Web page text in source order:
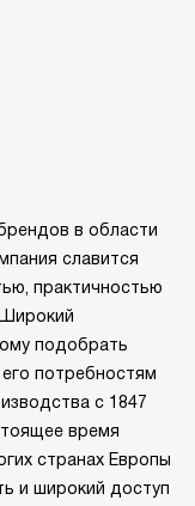
в области
славится
практичностью
подобрать
потребностям
с 1847
время
странах Европы
и широкий доступ